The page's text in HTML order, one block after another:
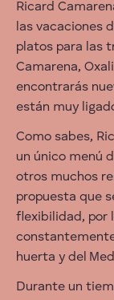
Ricard
las vacaciones
platos para las
Camarena,
encontrarás
están muy
Como sabes,
un único menú
otros muchos
propuesta que
flexibilidad, por
huerta y del
Durante un